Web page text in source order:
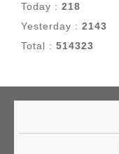
Today : 218
Yesterday : 2143
Total : 514323